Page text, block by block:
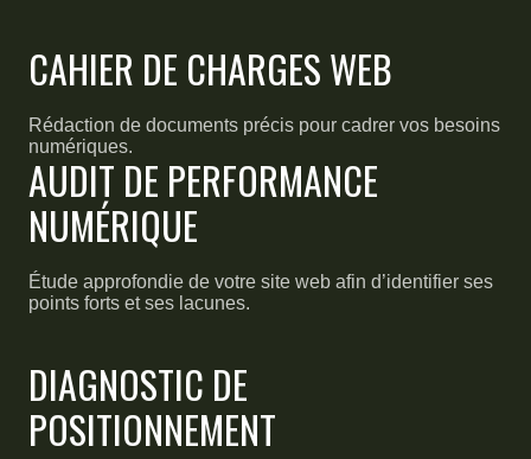
CAHIER DE CHARGES WEB
Rédaction de documents précis pour cadrer vos besoins
numériques.
AUDIT DE PERFORMANCE
NUMÉRIQUE
Étude approfondie de votre site web afin d’identifier ses
points forts et ses lacunes.
DIAGNOSTIC DE
POSITIONNEMENT